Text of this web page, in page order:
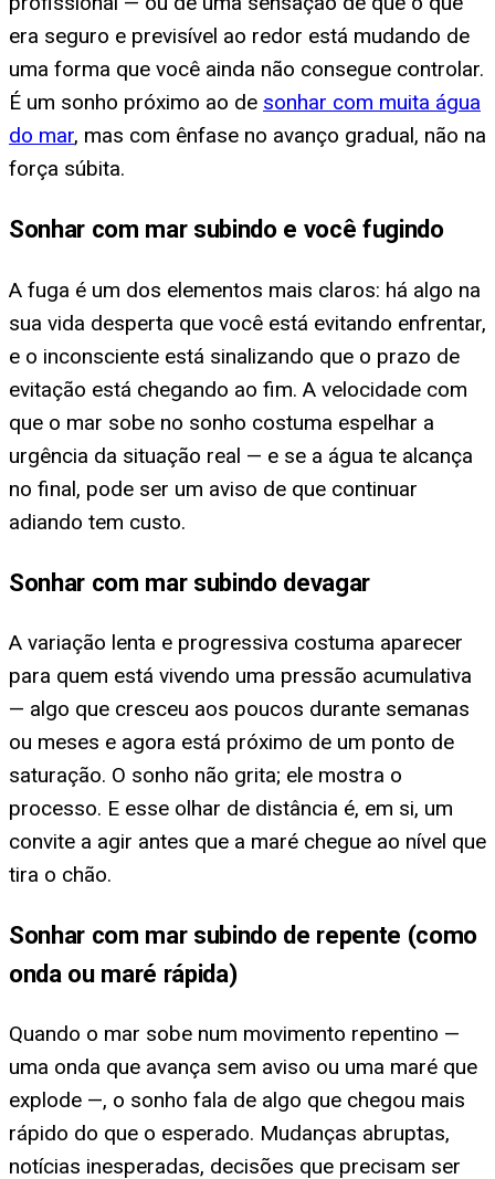
era seguro e previsível ao redor está mudando de
uma forma que você ainda não consegue controlar.
É um sonho próximo ao de sonhar com muita água
do mar, mas com ênfase no avanço gradual, não na
força súbita.
Sonhar com mar subindo e você fugindo
A fuga é um dos elementos mais claros: há algo na
sua vida desperta que você está evitando enfrentar,
e o inconsciente está sinalizando que o prazo de
evitação está chegando ao fim. A velocidade com
que o mar sobe no sonho costuma espelhar a
urgência da situação real — e se a água te alcança
no final, pode ser um aviso de que continuar
adiando tem custo.
Sonhar com mar subindo devagar
A variação lenta e progressiva costuma aparecer
para quem está vivendo uma pressão acumulativa
— algo que cresceu aos poucos durante semanas
ou meses e agora está próximo de um ponto de
saturação. O sonho não grita; ele mostra o
processo. E esse olhar de distância é, em si, um
convite a agir antes que a maré chegue ao nível que
tira o chão.
Sonhar com mar subindo de repente (como
onda ou maré rápida)
Quando o mar sobe num movimento repentino —
uma onda que avança sem aviso ou uma maré que
explode —, o sonho fala de algo que chegou mais
rápido do que o esperado. Mudanças abruptas,
notícias inesperadas, decisões que precisam ser